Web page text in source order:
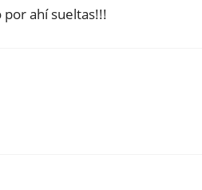
por ahí sueltas!!!